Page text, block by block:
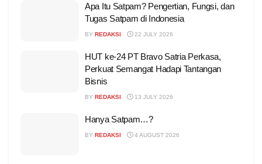
Apa Itu Satpam? Pengertian, Fungsi, dan
Tugas Satpam di Indonesia
BY REDAKSI 22 JULY 2026
HUT ke-24 PT Bravo Satria Perkasa,
Perkuat Semangat Hadapi Tantangan
Bisnis
BY REDAKSI 13 JULY 2026
Hanya Satpam…?
BY REDAKSI 4 AUGUST 2026